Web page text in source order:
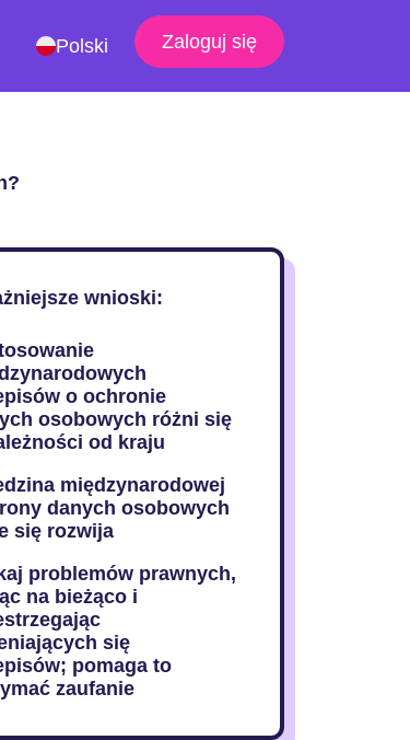
Polski Zaloguj się
wnioski:
o ochronie
osobowych różni się
od kraju
międzynarodowej
danych osobowych
się rozwija
problemów prawnych,
na bieżąco i
się
pomaga to
zaufanie